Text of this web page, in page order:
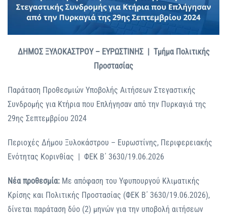
ΔΗΜΟΣ ΞΥΛΟΚΑΣΤΡΟΥ – ΕΥΡΩΣΤΙΝΗΣ | Τμήμα Πολιτικής
Προστασίας
Παράταση Προθεσμιών Υποβολής Αιτήσεων Στεγαστικής
Συνδρομής για Κτήρια που Επλήγησαν από την Πυρκαγιά της
29ης Σεπτεμβρίου 2024
Περιοχές Δήμου Ξυλοκάστρου – Ευρωστίνης, Περιφερειακής
Ενότητας Κορινθίας | ΦΕΚ Β΄ 3630/19.06.2026
Νέα προθεσμία: Με απόφαση του Υφυπουργού Κλιματικής
Κρίσης και Πολιτικής Προστασίας (ΦΕΚ Β΄ 3630/19.06.2026),
δίνεται παράταση δύο (2) μηνών για την υποβολή αιτήσεων